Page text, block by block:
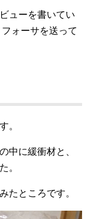
ューを書いてい
ォーサを送って
。
中に緩衝材と、
。
たところです。